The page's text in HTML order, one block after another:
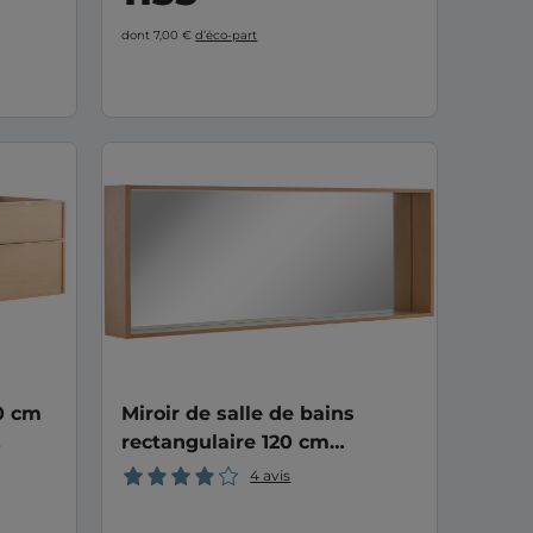
dont 7,00 €d’éco-part
cm
Miroir de salle de bains
rectangulaire 120 cm
FLAVIO/FLORA4 avis